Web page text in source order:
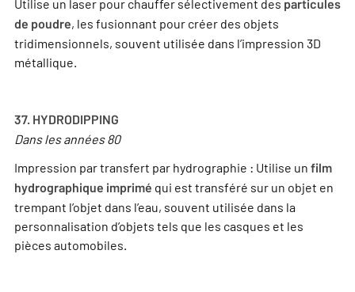
Utilise un laser pour chauffer sélectivement des particules
de poudre, les fusionnant pour créer des objets
tridimensionnels, souvent utilisée dans l’impression 3D
métallique.
37. HYDRODIPPING
Dans les années 80
Impression par transfert par hydrographie : Utilise un film
hydrographique imprimé qui est transféré sur un objet en
trempant l’objet dans l’eau, souvent utilisée dans la
personnalisation d’objets tels que les casques et les
pièces automobiles.